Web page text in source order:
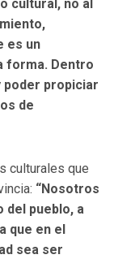
cultural, no al
es un
forma. Dentro
propiciar
de
culturales que
“Nosotros
del pueblo, a
que en el
sea ser